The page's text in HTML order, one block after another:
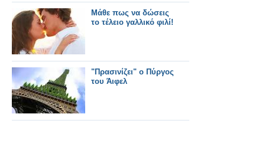
Μάθε πως να δώσεις
το τέλειο γαλλικό φιλί!
"Πρασινίζει" ο Πύργος
του Άιφελ